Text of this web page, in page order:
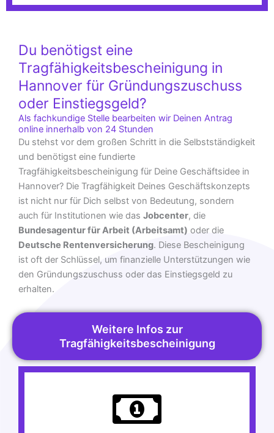
Du benötigst eine
Tragfähigkeitsbescheinigung in
Hannover für Gründungszuschuss
oder Einstiegsgeld?
Als fachkundige Stelle bearbeiten wir Deinen Antrag
online innerhalb von 24 Stunden
Du stehst vor dem großen Schritt in die Selbstständigkeit
und benötigst eine fundierte
Tragfähigkeitsbescheinigung für Deine Geschäftsidee in
Hannover? Die Tragfähigkeit Deines Geschäftskonzepts
ist nicht nur für Dich selbst von Bedeutung, sondern
auch für Institutionen wie das Jobcenter, die
Bundesagentur für Arbeit (Arbeitsamt) oder die
Deutsche Rentenversicherung. Diese Bescheinigung
ist oft der Schlüssel, um finanzielle Unterstützungen wie
den Gründungszuschuss oder das Einstiegsgeld zu
erhalten.
Weitere Infos zur
Tragfähigkeitsbescheinigung